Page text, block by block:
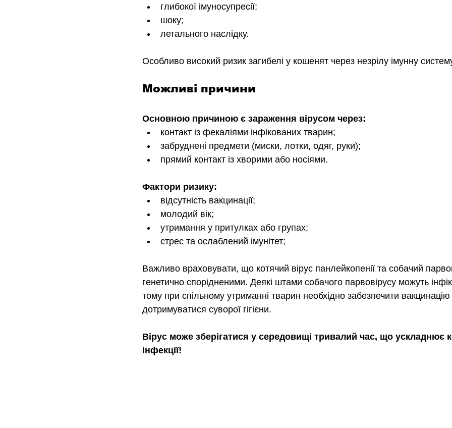
глибокої імуносупресії;
шоку;
летального наслідку.
Особливо високий ризик загибелі у кошенят через незрілу імунну
Можливі причини
Основною причиною є зараження вірусом через:
контакт із фекаліями інфікованих тварин;
забруднені предмети (миски, лотки, одяг, руки);
прямий контакт із хворими або носіями.
Фактори ризику:
відсутність вакцинації;
молодий вік;
утримання у притулках або групах;
стрес та ослаблений імунітет;
Важливо враховувати, що котячий вірус панлейкопенії та собачий
генетично спорідненими. Деякі штами собачого парвовірусу можуть
тому при спільному утриманні тварин необхідно забезпечити
дотримуватися суворої гігієни.
Вірус може зберігатися у середовищі тривалий час, що ускладнює
інфекції!